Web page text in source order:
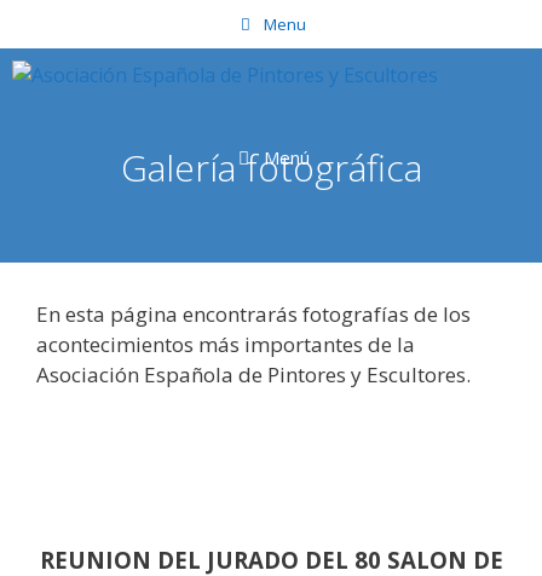
al
contenido
Menu
Menú
Galería fotográfica
En esta página encontrarás fotografías de los
acontecimientos más importantes de la
Asociación Española de Pintores y Escultores.
REUNION DEL JURADO DEL 80 SALON DE